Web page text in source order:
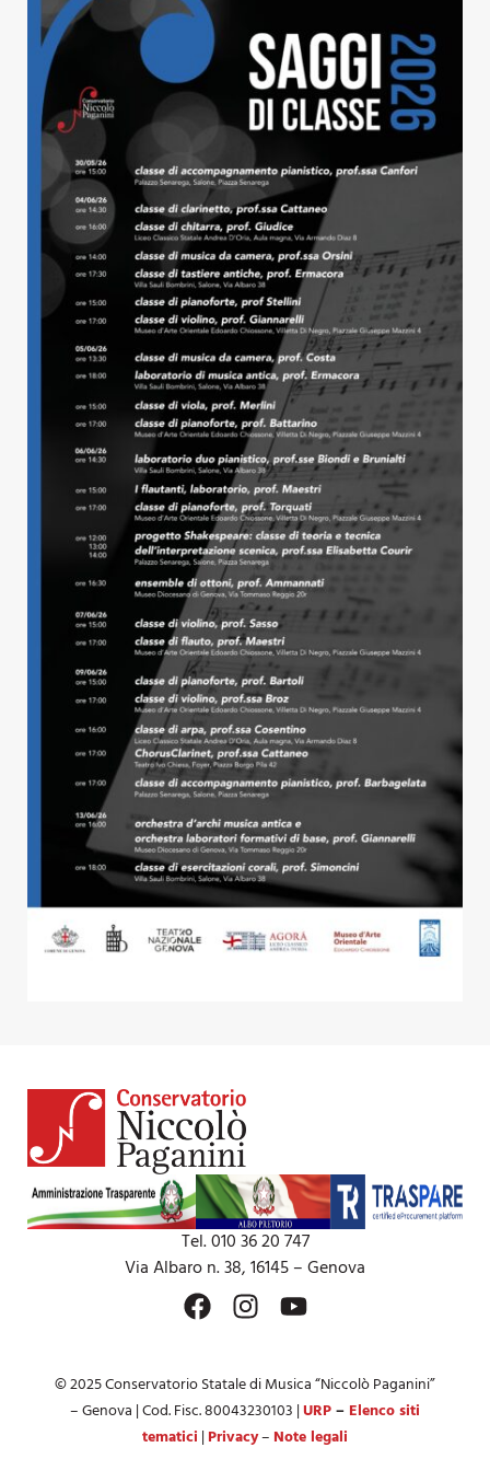
Tel. 010 36 20 747
Via Albaro n. 38, 16145 – Genova
© 2025 Conservatorio Statale di Musica “Niccolò Paganini”
– Genova | Cod. Fisc. 80043230103 |URP– Elenco siti
tematici | Privacy– Note legali